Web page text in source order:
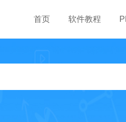
首页 软件教程